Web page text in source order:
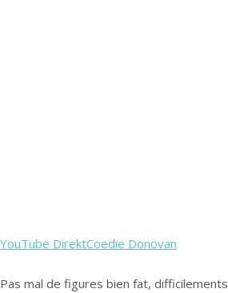
YouTube DirektCoedie Donovan
Pas mal de figures bien fat, difficilements